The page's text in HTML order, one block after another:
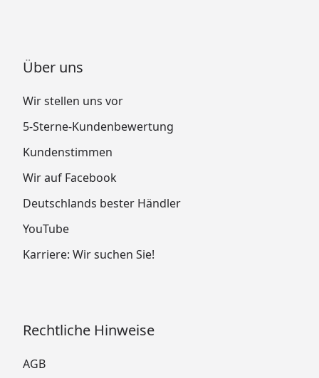
Über uns
Wir stellen uns vor
5-Sterne-Kundenbewertung
Kundenstimmen
Wir auf Facebook
Deutschlands bester Händler
YouTube
Karriere: Wir suchen Sie!
Rechtliche Hinweise
AGB